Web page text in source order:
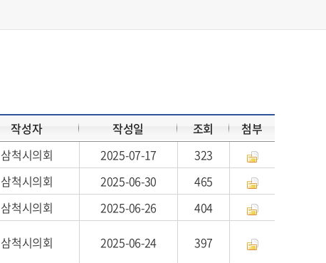
작성자 작성일 조회
첨부
삼척시의회 2025-07-17
323
삼척시의회 2025-06-30
465
삼척시의회 2025-06-26 404
삼척시의회 2025-06-24 397